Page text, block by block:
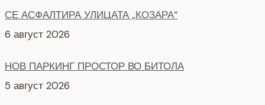
НОВ ПАРКИНГ ПРОСТОР ВО БИТОЛА
5 август 2026
Интервју со кандидати за Надзорен одбор кои
продолжуваат во втора фаза ЈКП Водовод